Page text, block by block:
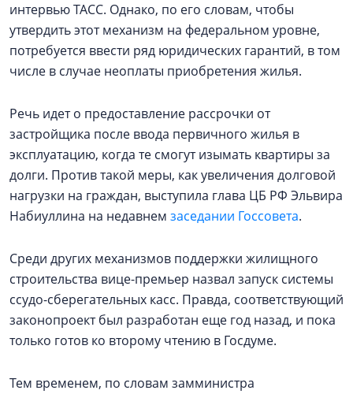
интервью ТАСС. Однако, по его словам, чтобы
утвердить этот механизм на федеральном уровне,
потребуется ввести ряд юридических гарантий, в том
числе в случае неоплаты приобретения жилья.
Речь идет о предоставление рассрочки от
застройщика после ввода первичного жилья в
эксплуатацию, когда те смогут изымать квартиры за
долги. Против такой меры, как увеличения долговой
нагрузки на граждан, выступила глава ЦБ РФ Эльвира
Набиуллина на недавнем заседании Госсовета.
Среди других механизмов поддержки жилищного
строительства вице-премьер назвал запуск системы
ссудо-сберегательных касс. Правда, соответствующий
законопроект был разработан еще год назад, и пока
только готов ко второму чтению в Госдуме.
Тем временем, по словам замминистра